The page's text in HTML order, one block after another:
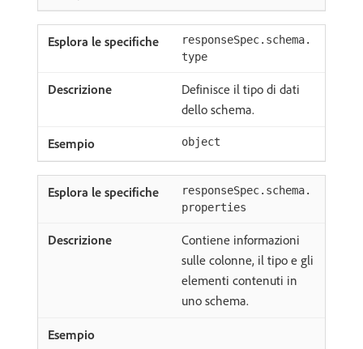
responseSpec.schema.
type
Definisce il tipo di dati
dello schema.
object
responseSpec.schema.
properties
Contiene informazioni
sulle colonne, il tipo e gli
elementi contenuti in
uno schema.